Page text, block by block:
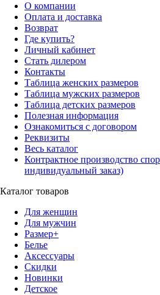
О компании
Оплата и доставка
Возврат
Где купить?
Личный кабинет
Стать дилером
Контакты
Таблица женских размеров
Таблица мужских размеров
Таблица детских размеров
Полезная информация
Ознакомиться с договором
Реквизиты
Весь каталог
Контрактное производство
индивидуальный заказ)
Каталог товаров
Для женщин
Для мужчин
Размер+
Белье
Аксессуары
Скидки
Новинки
Детское